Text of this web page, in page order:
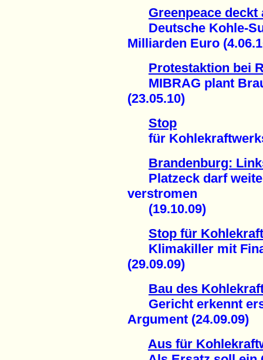
Greenpeace deckt
Deutsche Kohle-
Milliarden Euro
Protestaktion bei
MIBRAG plant
(23.05.10)
Stop
für
Brandenburg:
Platzeck darf
verstromen
(19.10.09)
Stop für
Klimakiller mit
(29.09.09)
Bau des
Gericht erkennt
Argument (24.09.09)
Aus für